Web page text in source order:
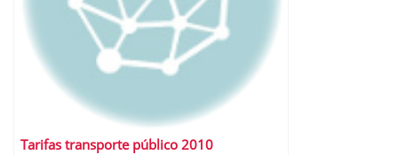
Tarifas transporte público 2010